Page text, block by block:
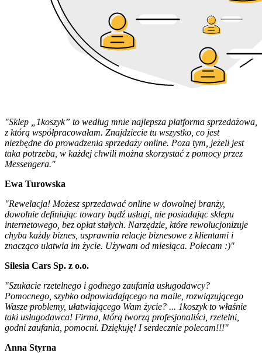
"Sklep „1koszyk” to według mnie najlepsza platforma sprzedażowa,
z którą współpracowałam. Znajdziecie tu wszystko, co jest
niezbędne do prowadzenia sprzedaży online. Poza tym, jeżeli jest
taka potrzeba, w każdej chwili można skorzystać z pomocy przez
Messengera."
Ewa Turowska
"Rewelacja! Możesz sprzedawać online w dowolnej branży,
dowolnie definiując towary bądź usługi, nie posiadając sklepu
internetowego, bez opłat stałych. Narzędzie, które rewolucjonizuje
chyba każdy biznes, usprawnia relacje biznesowe z klientami i
znacząco ułatwia im życie. Używam od miesiąca. Polecam :)"
Silesia Cars Sp. z o.o.
"Szukacie rzetelnego i godnego zaufania usługodawcy?
Pomocnego, szybko odpowiadającego na maile, rozwiązującego
Wasze problemy, ułatwiającego Wam życie? ... 1koszyk to właśnie
taki usługodawca! Firma, którą tworzą profesjonaliści, rzetelni,
godni zaufania, pomocni. Dziękuję! I serdecznie polecam!!!"
Anna Styrna